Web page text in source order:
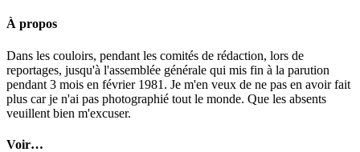
À propos
Dans les couloirs, pendant les comités de rédaction, lors de
reportages, jusqu'à l'assemblée générale qui mis fin à la parution
pendant 3 mois en février 1981. Je m'en veux de ne pas en avoir fait
plus car je n'ai pas photographié tout le monde. Que les absents
veuillent bien m'excuser.
Voir…